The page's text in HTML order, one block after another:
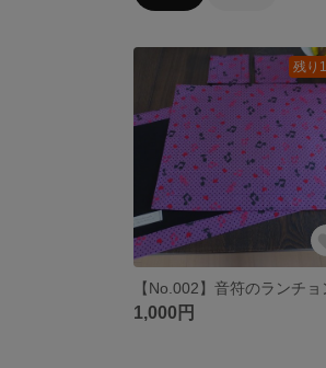
残り
1,000円